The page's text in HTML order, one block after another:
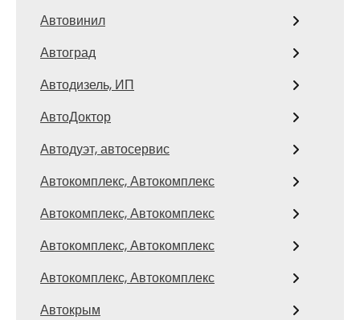
Автовинил
Автоград
Автодизель, ИП
АвтоДоктор
Автодуэт, автосервис
Автокомплекс, Автокомплекс
Автокомплекс, Автокомплекс
Автокомплекс, Автокомплекс
Автокомплекс, Автокомплекс
Автокрым